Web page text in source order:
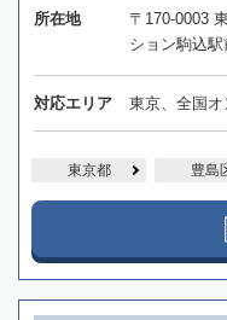
所在地
〒170-0003
ション駒込駅
対応エリア 東京、全国
東京都 豊島